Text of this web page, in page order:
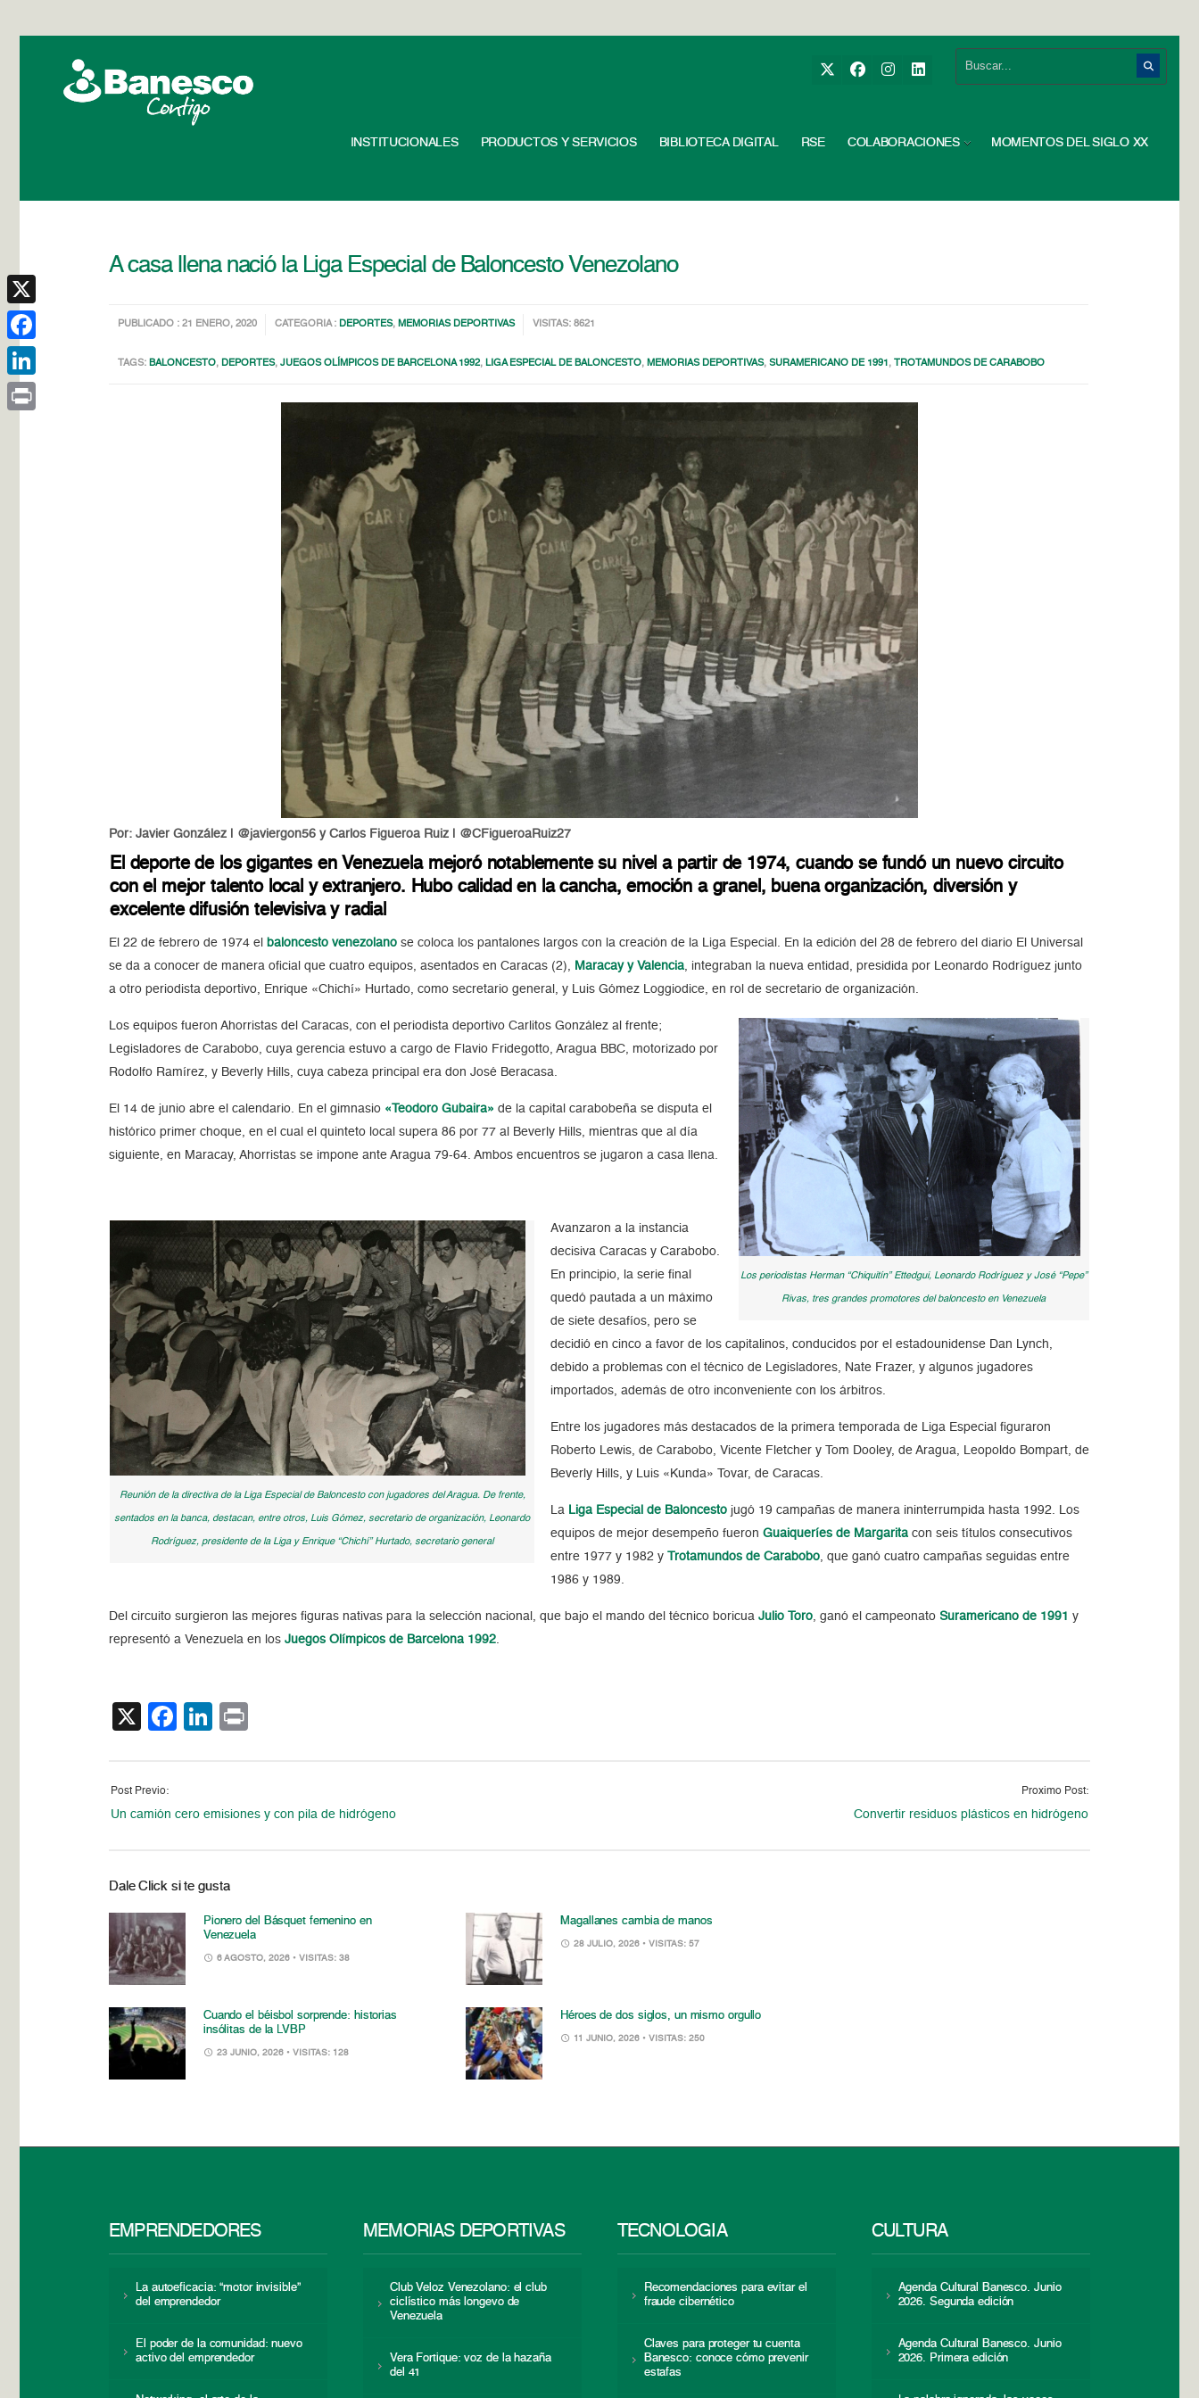
INSTITUCIONALES PRODUCTOS Y SERVICIOS BIBLIOTECA DIGITAL RSE COLABORACIONES MOMENTOS DEL SIGLO XX
A casa llena nació la Liga Especial de Baloncesto Venezolano
PUBLICADO : 21 ENERO, 2020 CATEGORIA : DEPORTES, MEMORIAS DEPORTIVAS VISITAS: 8621
TAGS: BALONCESTO, DEPORTES,JUEGOS OLÍMPICOS DE BARCELONA 1992, LIGA ESPECIAL DE BALONCESTO, MEMORIAS DEPORTIVAS,SURAMERICANO DE 1991 , TROTAMUNDOS DE CARABOBO
Por: Javier González | @javiergon56 y Carlos Figueroa Ruiz | @CFigueroaRuiz27
El deporte de los gigantes en Venezuela mejoró notablemente su nivel a partir de 1974, cuando se fundó un nuevo circuito
con el mejor talento local y extranjero. Hubo calidad en la cancha, emoción a granel, buena organización, diversión y
excelente difusión televisiva y radial
El 22 de febrero de 1974 el baloncesto venezolano se coloca los pantalones largos con la creación de la Liga Especial. En la edición del 28 de febrero del diario El Universal
se da a conocer de manera oficial que cuatro equipos, asentados en Caracas (2),
Maracay y Valencia , integraban la nueva entidad, presidida por Leonardo Rodríguez junto
a otro periodista deportivo, Enrique «Chichí» Hurtado, como secretario general, y Luis Gómez Loggiodice, en rol de secretario de organización.
Los periodistas Herman “Chiquitín” Ettedgui, Leonardo Rodríguez y José “Pepe”
Rivas, tres grandes promotores del baloncesto en Venezuela
Los equipos fueron Ahorristas del Caracas, con el periodista deportivo Carlitos González al frente;
Legisladores de Carabobo, cuya gerencia estuvo a cargo de Flavio Fridegotto, Aragua BBC, motorizado por
Rodolfo Ramírez, y Beverly Hills, cuya cabeza principal era don José Beracasa.
El 14 de junio abre el calendario. En el gimnasio «Teodoro Gubaira» de la capital carabobeña se disputa el
histórico primer choque, en el cual el quinteto local supera 86 por 77 al Beverly Hills, mientras que al día
siguiente, en Maracay, Ahorristas se impone ante Aragua 79-64. Ambos encuentros se jugaron a casa llena.
Reunión de la directiva de la Liga Especial de Baloncesto con jugadores del Aragua. De frente,
sentados en la banca, destacan, entre otros, Luis Gómez, secretario de organización, Leonardo
Rodríguez, presidente de la Liga y Enrique “Chichí” Hurtado, secretario general
Avanzaron a la instancia
decisiva Caracas y Carabobo.
En principio, la serie final
quedó pautada a un máximo
de siete desafíos, pero se
decidió en cinco a favor de los capitalinos, conducidos por el estadounidense Dan Lynch,
debido a problemas con el técnico de Legisladores, Nate Frazer, y algunos jugadores
importados, además de otro inconveniente con los árbitros.
Entre los jugadores más destacados de la primera temporada de Liga Especial figuraron
Roberto Lewis, de Carabobo, Vicente Fletcher y Tom Dooley, de Aragua, Leopoldo Bompart, de
Beverly Hills, y Luis «Kunda» Tovar, de Caracas.
La Liga Especial de Baloncesto jugó 19 campañas de manera ininterrumpida hasta 1992. Los
equipos de mejor desempeño fueronGuaiqueríes de Margarita con seis títulos consecutivos
entre 1977 y 1982 yTrotamundos de Carabobo , que ganó cuatro campañas seguidas entre
1986 y 1989.
Del circuito surgieron las mejores figuras nativas para la selección nacional, que bajo el mando del técnico boricuaJulio Toro , ganó el campeonato Suramericano de 1991 y
representó a Venezuela en losJuegos Olímpicos de Barcelona 1992
X Facebook
LinkedIn
Post Previo:
Un camión cero emisiones y con pila de hidrógeno
Proximo Post:
Convertir residuos plásticos en hidrógeno
Dale Click si te gusta
Pionero del Básquet femenino en
Venezuela
6 AGOSTO, 2026 • VISITAS: 38
Magallanes cambia de manos
28 JULIO, 2026 • VISITAS: 57
Cuando el béisbol sorprende: historias
insólitas de la LVBP
23 JUNIO, 2026 • VISITAS: 128
Héroes de dos siglos, un mismo orgullo
11 JUNIO, 2026 • VISITAS: 250
EMPRENDEDORES
La autoeficacia: “motor invisible”
del emprendedor
El poder de la comunidad: nuevo
activo del emprendedor
MEMORIAS DEPORTIVAS
Club Veloz Venezolano: el club
ciclístico más longevo de
Venezuela
Vera Fortique: voz de la hazaña
del 41
TECNOLOGÍA
Recomendaciones para evitar el
fraude cibernético
Claves para proteger tu cuenta
Banesco: conoce cómo prevenir
estafas
CULTURA
Agenda Cultural Banesco. Junio
2026. Segunda edición
Agenda Cultural Banesco. Junio
2026. Primera edición
X
Facebook
LinkedIn